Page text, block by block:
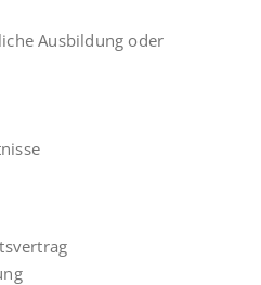
Ausbildung oder